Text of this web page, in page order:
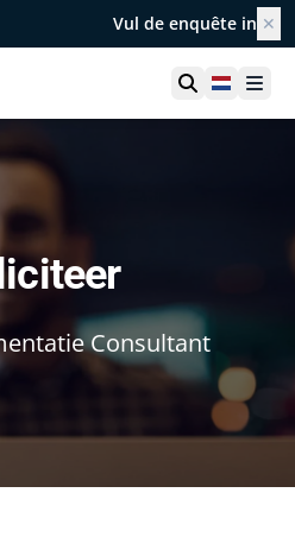
Vul de enquête in ✕
Consultant